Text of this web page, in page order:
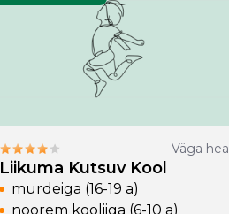
Väga hea
Liikuma Kutsuv Kool
murdeiga (16-19 a)
noorem kooliiga (6-10 a)